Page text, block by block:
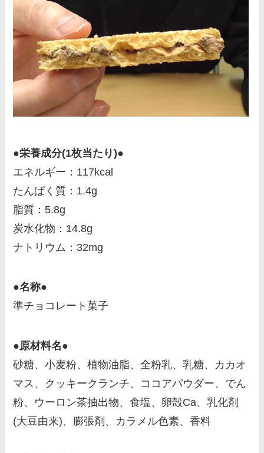
●栄養成分(1枚当たり)●
エネルギー：117kcal
たんぱく質：1.4g
脂質：5.8g
炭水化物：14.8g
ナトリウム：32mg
●名称●
準チョコレート菓子
●原材料名●
砂糖、小麦粉、植物油脂、全粉乳、乳糖、カカオ
マス、クッキークランチ、ココアパウダー、でん
粉、ウーロン茶抽出物、食塩、卵殻Ca、乳化剤
(大豆由来)、膨張剤、カラメル色素、香料